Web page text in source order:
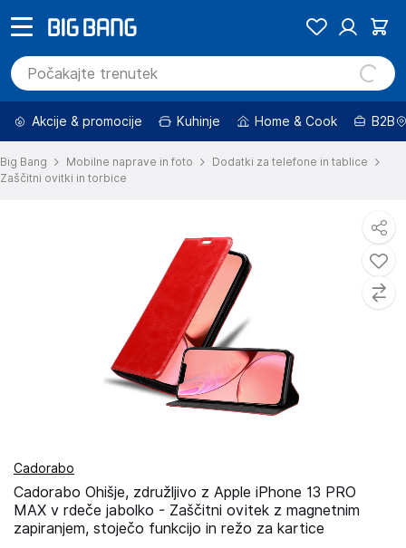
Akcije & promocije Kuhinje Home & Cook B2B
Big Bang Mobilne naprave in foto
Dodatki za telefone in tablice
Zaščitni ovitki in torbice
Cadorabo
Cadorabo Ohišje, združljivo z Apple iPhone 13 PRO
MAX v rdeče jabolko - Zaščitni ovitek z magnetnim
zapiranjem, stoječo funkcijo in režo za kartice